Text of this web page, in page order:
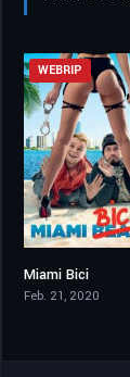
WEBRIP
Miami Bici
Feb. 21, 2020